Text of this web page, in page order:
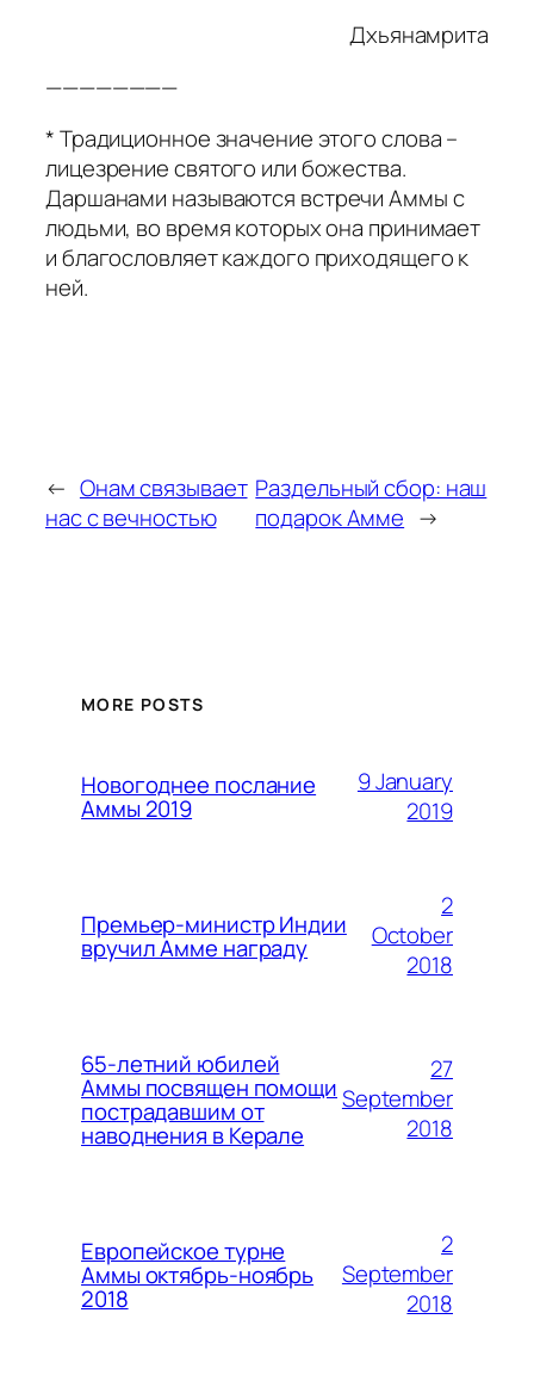
Дхьянамрита
————————
* Традиционное значение этого слова –
лицезрение святого или божества.
Даршанами называются встречи Аммы с
людьми, во время которых она принимает
и благословляет каждого приходящего к
ней.
← Онам связывает
нас с вечностью
Раздельный сбор: наш
подарок Амме →
MORE POSTS
Новогоднее послание
Аммы 2019
9 January
2019
Премьер-министр Индии
вручил Амме награду
2
October
2018
65-летний юбилей
Аммы посвящен помощи
пострадавшим от
наводнения в Керале
27
September
2018
Европейское турне
Аммы октябрь-ноябрь
2018
2
September
2018